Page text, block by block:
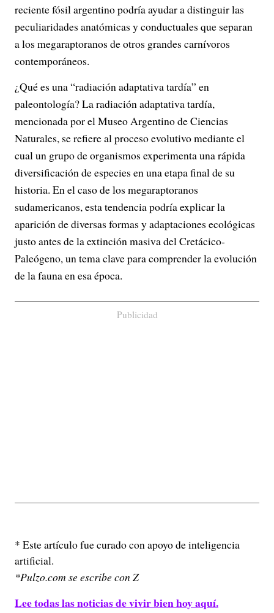
reciente fósil argentino podría ayudar a distinguir las
peculiaridades anatómicas y conductuales que separan
a los megaraptoranos de otros grandes carnívoros
contemporáneos.
¿Qué es una “radiación adaptativa tardía” en
paleontología? La radiación adaptativa tardía,
mencionada por el Museo Argentino de Ciencias
Naturales, se refiere al proceso evolutivo mediante el
cual un grupo de organismos experimenta una rápida
diversificación de especies en una etapa final de su
historia. En el caso de los megaraptoranos
sudamericanos, esta tendencia podría explicar la
aparición de diversas formas y adaptaciones ecológicas
justo antes de la extinción masiva del Cretácico-
Paleógeno, un tema clave para comprender la evolución
de la fauna en esa época.
Publicidad
* Este artículo fue curado con apoyo de inteligencia
artificial.
*Pulzo.com se escribe con Z
Lee todas las noticias de vivir bien hoy aquí.